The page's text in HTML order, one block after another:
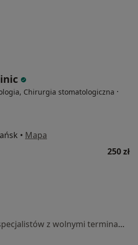
Chirurgia stomatologiczna ·
• Mapa
250 zł
Brak dostępnych specjalistów z wolnymi terminami w tym centrum medycznym.